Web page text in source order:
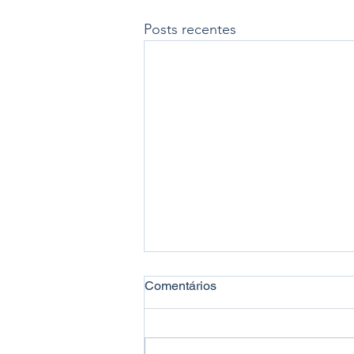
Posts recentes
Comentários